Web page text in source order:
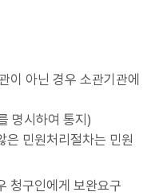
이 아닌 경우 소관기관에
명시하여 통지)
민원처리절차는 민원
청구인에게 보완요구